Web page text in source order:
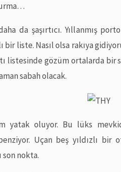
da şaşırtıcı. Yıllanmış
bir liste. Nasıl olsa rakıya
listesinde gözüm ortalarda bir
sabah olacak.
yatak oluyor. Bu lüks
Uçan beş yıldızlı bir
son nokta.